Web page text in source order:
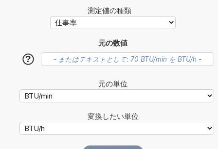
測定値の種類
元の数値
?
元の単位
変換したい単位